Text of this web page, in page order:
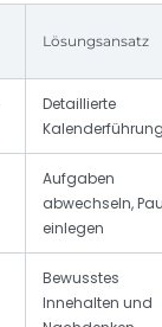
Lösungsansatz
Detaillierte
Aufgaben
abwechseln,
einlegen
Bewusstes
Innehalten und